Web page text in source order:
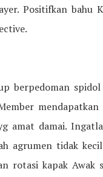
Positifkan bahu
berpedoman
mendapatkan
amat damai.
agrumen tidak
rotasi kapak Awak